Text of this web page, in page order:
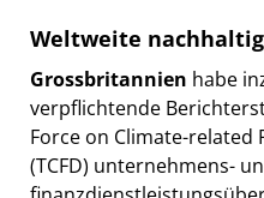
Weltweite
Grossbritannien habe
verpflichtende
Force on Climate-related
(TCFD) unternehmens-